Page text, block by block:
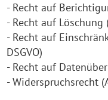
- Recht auf
- Recht auf Löschung
- Recht auf
DSGVO)
- Recht auf
- Widerspruchsrecht